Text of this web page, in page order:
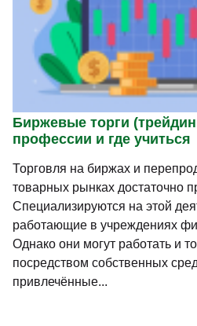
Биржевые торги
профессии и где учиться
Торговля на биржах и
товарных рынках достаточно
Специализируются на этой
работающие в учреждениях
Однако они могут работать и
посредством собственных
привлечённые...